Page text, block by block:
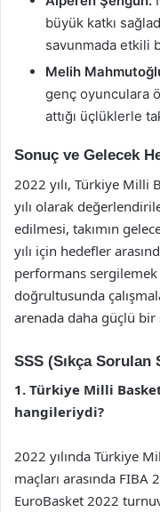
büyük katkı
savunmada etkili
Melih
genç oyunculara
attığı üçlüklerle
Sonuç ve Gelecek
2022 yılı, Türkiye Milli
yılı olarak
edilmesi, takımın
yılı için hedefler
performans
doğrultusunda
arenada daha güçlü bir
SSS (Sıkça Sorulan
1. Türkiye Milli
hangileriydi?
2022 yılında Türkiye
maçları arasında FIBA
EuroBasket 2022